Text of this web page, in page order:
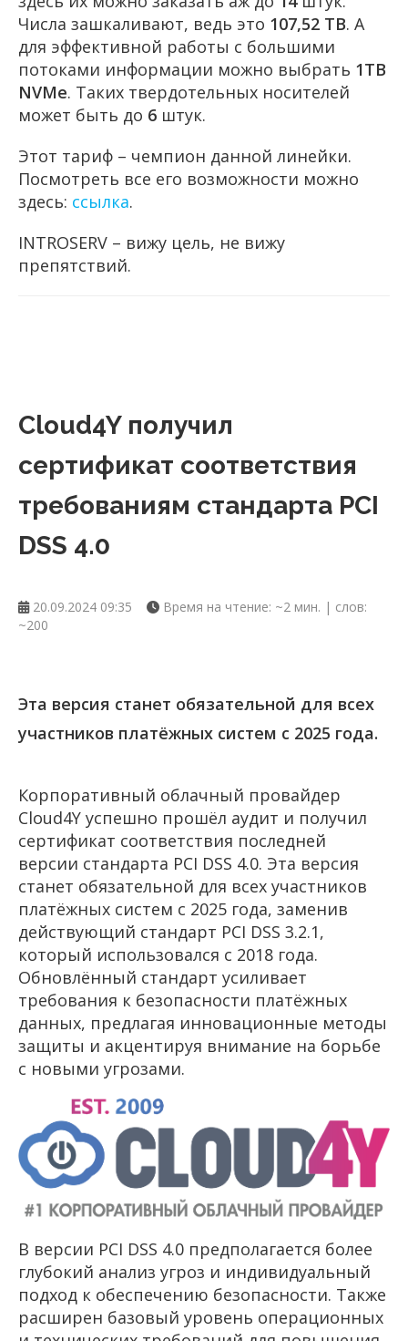
Числа зашкаливают, ведь это 107,52 TB. А
для эффективной работы с большими
потоками информации можно выбрать 1TB
NVMe. Таких твердотельных носителей
может быть до 6 штук.
Этот тариф – чемпион данной линейки.
Посмотреть все его возможности можно
здесь: ссылка.
INTROSERV – вижу цель, не вижу
препятствий.
Cloud4Y получил
сертификат соответствия
требованиям стандарта PCI
DSS 4.0
20.09.2024 09:35
Время на чтение: ~2 мин. | слов:
~200
Эта версия станет обязательной для всех
участников платёжных систем с 2025 года.
Корпоративный облачный провайдер
Cloud4Y успешно прошёл аудит и получил
сертификат соответствия последней
версии стандарта PCI DSS 4.0. Эта версия
станет обязательной для всех участников
платёжных систем с 2025 года, заменив
действующий стандарт PCI DSS 3.2.1,
который использовался с 2018 года.
Обновлённый стандарт усиливает
требования к безопасности платёжных
данных, предлагая инновационные методы
защиты и акцентируя внимание на борьбе
с новыми угрозами.
В версии PCI DSS 4.0 предполагается более
глубокий анализ угроз и индивидуальный
подход к обеспечению безопасности. Также
расширен базовый уровень операционных